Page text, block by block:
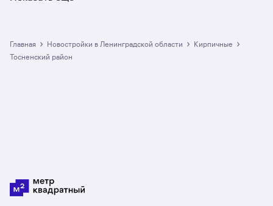
Главная › Новостройки в Ленинградской области › кирпичные ›
Тосненский район